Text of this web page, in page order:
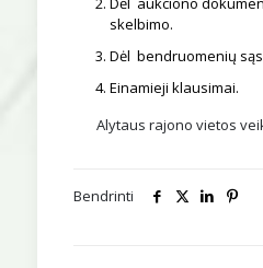
skelbimo.
Dėl bendruomenių
Einamieji klausimai.
Alytaus rajono vietos
Bendrinti